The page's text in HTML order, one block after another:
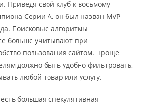
Приведя свой клуб к восьмому
Серии А, он был назван MVP
Поисковые алгоритмы
больше учитывают при
пользования сайтом. Проще
должно быть удобно фильтровать,
любой товар или услугу.
большая спекулятивная